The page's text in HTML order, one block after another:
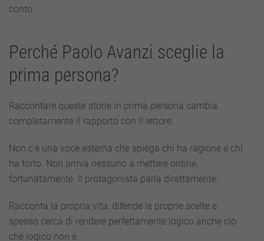
conto.
Perché Paolo Avanzi sceglie la
prima persona?
Raccontare queste storie in prima persona cambia
completamente il rapporto con il lettore.
Non c’è una voce esterna che spiega chi ha ragione e chi
ha torto. Non arriva nessuno a mettere ordine,
fortunatamente. Il protagonista parla direttamente.
Racconta la propria vita, difende le proprie scelte e
spesso cerca di rendere perfettamente logico anche ciò
che logico non è.